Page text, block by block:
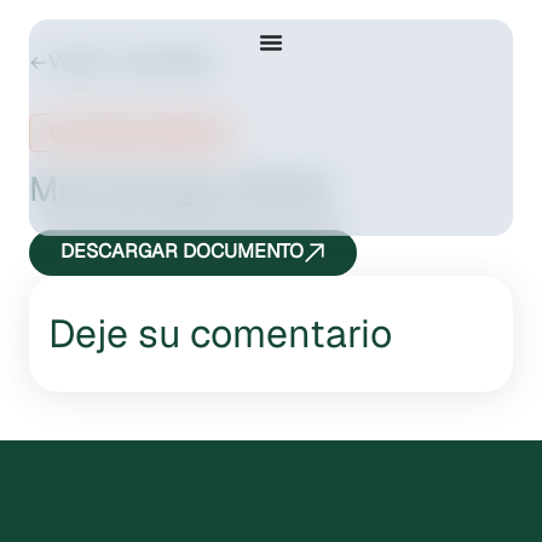
Metodología REDD+
DESCARGAR DOCUMENTO
Deje su comentario